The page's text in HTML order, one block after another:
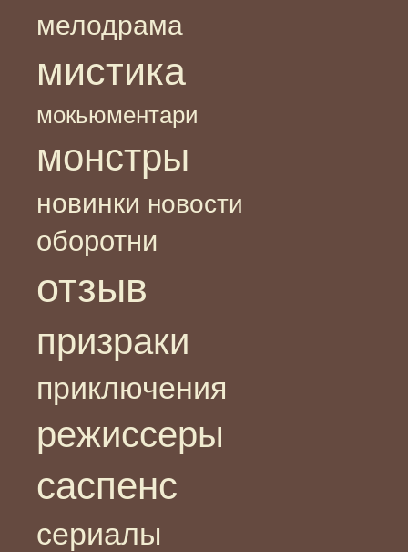
мелодрама
мистика
мокьюментари
монстры
новинки новости
оборотни
отзыв
призраки
приключения
режиссеры
саспенс
сериалы